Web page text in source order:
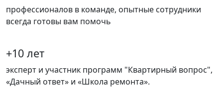
профессионалов в команде, опытные сотрудники
всегда готовы вам помочь
+10 лет
эксперт и участник программ "Квартирный вопрос",
«Дачный ответ» и «Школа ремонта».